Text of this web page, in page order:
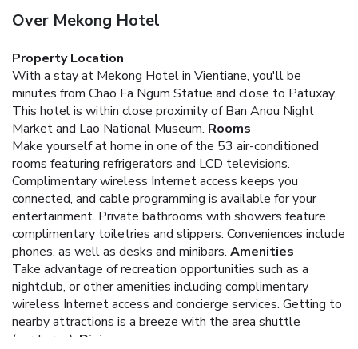
Over Mekong Hotel
Property Location
With a stay at Mekong Hotel in Vientiane, you'll be
minutes from Chao Fa Ngum Statue and close to Patuxay.
This hotel is within close proximity of Ban Anou Night
Market and Lao National Museum. Rooms
Make yourself at home in one of the 53 air-conditioned
rooms featuring refrigerators and LCD televisions.
Complimentary wireless Internet access keeps you
connected, and cable programming is available for your
entertainment. Private bathrooms with showers feature
complimentary toiletries and slippers. Conveniences include
phones, as well as desks and minibars. Amenities
Take advantage of recreation opportunities such as a
nightclub, or other amenities including complimentary
wireless Internet access and concierge services. Getting to
nearby attractions is a breeze with the area shuttle
(surcharge). Dining